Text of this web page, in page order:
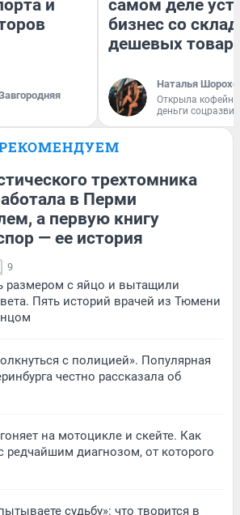
и
самом деле
бизнес со
дешевых
Наталья
Открыла
деньги
трехтомника
в Перми
а первую книгу
— ее история
9
размером с яйцо и вытащили
Пять историй врачей из Тюмени
с полицией». Популярная
честно рассказала об
на мотоцикле и скейте. Как
редчайшим диагнозом, от которого
судьбу»: что творится в